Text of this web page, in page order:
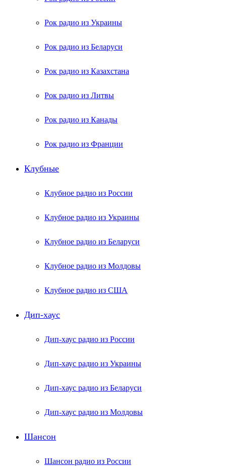
Рок радио из Украины
Рок радио из Беларуси
Рок радио из Казахстана
Рок радио из Литвы
Рок радио из Канады
Рок радио из Франции
Клубные
Клубное радио из России
Клубное радио из Украины
Клубное радио из Беларуси
Клубное радио из Молдовы
Клубное радио из США
Дип-хаус
Дип-хаус радио из России
Дип-хаус радио из Украины
Дип-хаус радио из Беларуси
Дип-хаус радио из Молдовы
Шансон
Шансон радио из России